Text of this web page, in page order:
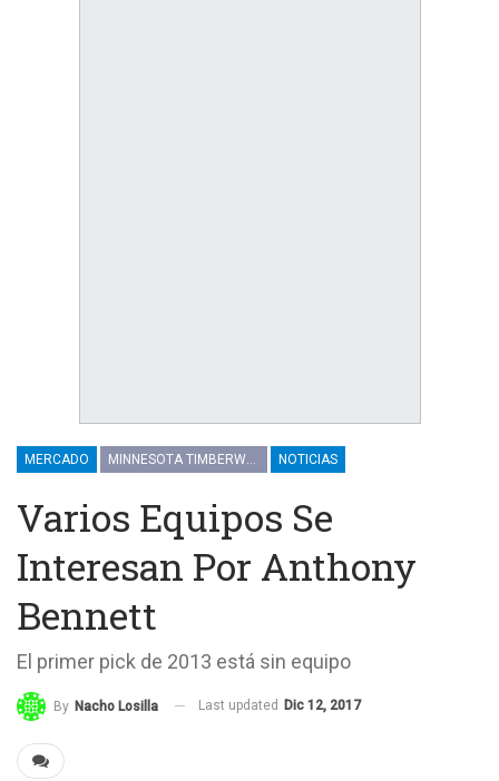
MERCADO MINNESOTA TIMBERWOLVES NOTICIAS
Varios Equipos Se
Interesan Por Anthony
Bennett
El primer pick de 2013 está sin equipo
By Nacho Losilla Last updated Dic 12, 2017